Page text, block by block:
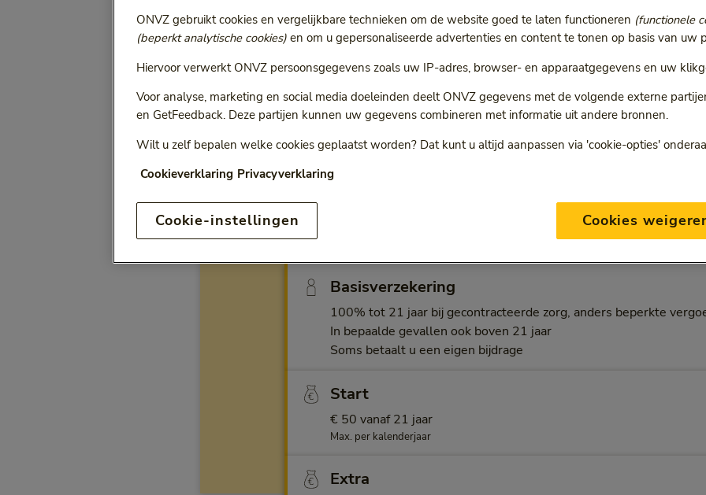
Vergoeding per verzekering bij
Bewuste Keuze
Basisverzekering
100% tot 21 jaar bij gecontracteerde zorg, anders beperkte
In bepaalde gevallen ook boven 21 jaar
Soms betaalt u een eigen bijdrage
Start
€ 50 vanaf 21 jaar
Max. per kalenderjaar
Extra
ONVZ gebruikt cookies en vergelijkbare technieken om de website goed te laten functioneren (functionele
(beperkt analytische cookies) en om u gepersonaliseerde advertenties en content te tonen op basis van uw
Hiervoor verwerkt ONVZ persoonsgegevens zoals uw IP-adres, browser- en apparaatgegevens en uw
Voor analyse, marketing en social media doeleinden deelt ONVZ gegevens met de volgende externe
en GetFeedback. Deze partijen kunnen uw gegevens combineren met informatie uit andere bronnen.
Wilt u zelf bepalen welke cookies geplaatst worden? Dat kunt u altijd aanpassen via 'cookie-opties'
Cookieverklaring Privacyverklaring
Cookie-instellingen Cookies